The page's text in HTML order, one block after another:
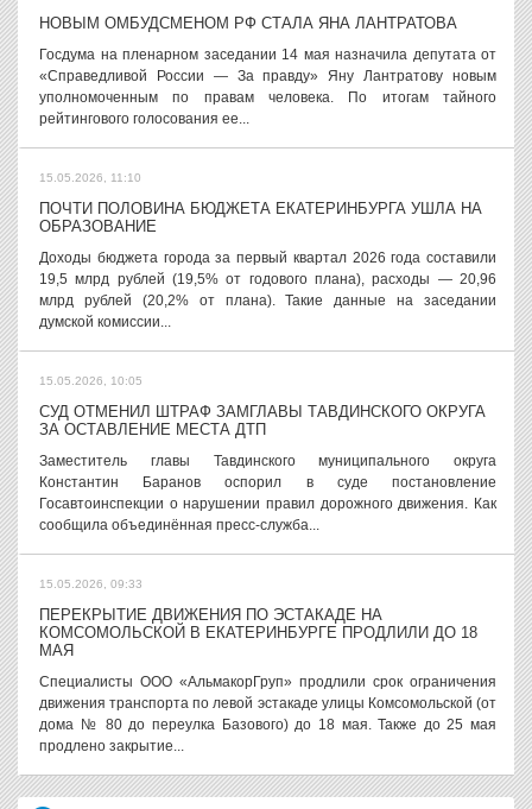
НОВЫМ ОМБУДСМЕНОМ РФ СТАЛА ЯНА ЛАНТРАТОВА
Госдума на пленарном заседании 14 мая назначила депутата от
«Справедливой России — За правду» Яну Лантратову новым
уполномоченным по правам человека. По итогам тайного
рейтингового голосования ее...
15.05.2026, 11:10
ПОЧТИ ПОЛОВИНА БЮДЖЕТА ЕКАТЕРИНБУРГА УШЛА НА
ОБРАЗОВАНИЕ
Доходы бюджета города за первый квартал 2026 года составили
19,5 млрд рублей (19,5% от годового плана), расходы — 20,96
млрд рублей (20,2% от плана). Такие данные на заседании
думской комиссии...
15.05.2026, 10:05
СУД ОТМЕНИЛ ШТРАФ ЗАМГЛАВЫ ТАВДИНСКОГО ОКРУГА
ЗА ОСТАВЛЕНИЕ МЕСТА ДТП
Заместитель главы Тавдинского муниципального округа
Константин Баранов оспорил в суде постановление
Госавтоинспекции о нарушении правил дорожного движения. Как
сообщила объединённая пресс-служба...
15.05.2026, 09:33
ПЕРЕКРЫТИЕ ДВИЖЕНИЯ ПО ЭСТАКАДЕ НА
КОМСОМОЛЬСКОЙ В ЕКАТЕРИНБУРГЕ ПРОДЛИЛИ ДО 18
МАЯ
Специалисты ООО «АльмакорГруп» продлили срок ограничения
движения транспорта по левой эстакаде улицы Комсомольской (от
дома № 80 до переулка Базового) до 18 мая. Также до 25 мая
продлено закрытие...